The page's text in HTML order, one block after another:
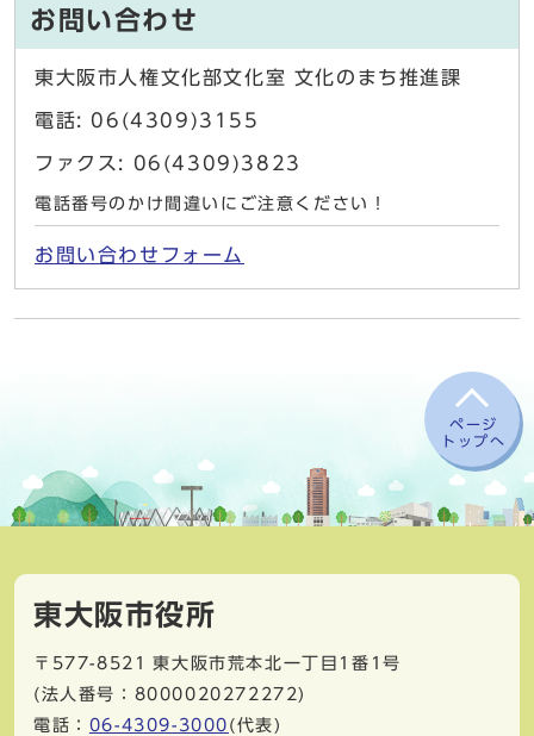
お問い合わせ
東大阪市人権文化部文化室 文化のまち推進課
電話: 06(4309)3155
ファクス: 06(4309)3823
電話番号のかけ間違いにご注意ください！
お問い合わせフォーム
ページ
トップへ
東大阪市役所
〒577-8521
東大阪市荒本北一丁目1番1号
(法人番号：8000020272272)
電話： 06-4309-3000 (代表)